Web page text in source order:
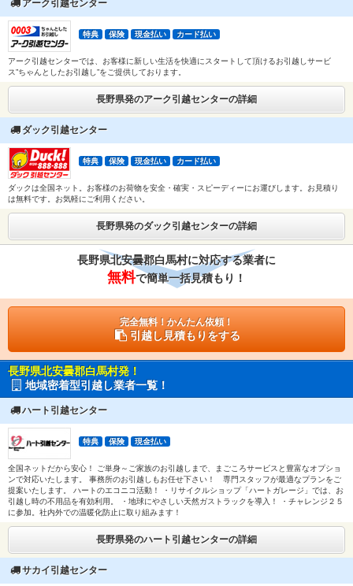
アーク引越センター
特典 保険 現金払い カード払い
アーク引越センターでは、お客様に新しい生活を快適にスタートして頂けるお引越しサービ
ス”ちゃんとしたお引越し”をご提供しております。
長野県発のアーク引越センターの詳細
ダック引越センター
特典 保険 現金払い カード払い
ダックは全国ネット。お客様のお荷物を安全・確実・スピーディーにお運びします。お見積り
は無料です。お気軽にご利用ください。
長野県発のダック引越センターの詳細
長野県北安曇郡白馬村に対応する業者に
無料で簡単一括見積もり！
完全無料！かんたん依頼！
引越し見積もりをする
長野県北安曇郡白馬村発！
地域密着型引越し業者一覧！
ハート引越センター
特典 保険 現金払い
全国ネットだから安心！ ご単身～ご家族のお引越しまで、まごころサービスと豊富なオプショ
ンで対応いたします。 事務所のお引越しもお任せ下さい！ 専門スタッフが最適なプランをご
提案いたします。 ハートのエコニコ活動！ ・リサイクルショップ「ハートガレージ」では、お
引越し時の不用品を有効利用。 ・地球にやさしい天然ガストラックを導入！ ・チャレンジ２５
に参加。社内外での温暖化防止に取り組みます！
長野県発のハート引越センターの詳細
サカイ引越センター